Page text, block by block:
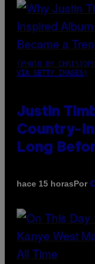
(PHOTO BY
VIA GETTY IMAGES)
Justin
Country-
Long
hace 15 horasPor